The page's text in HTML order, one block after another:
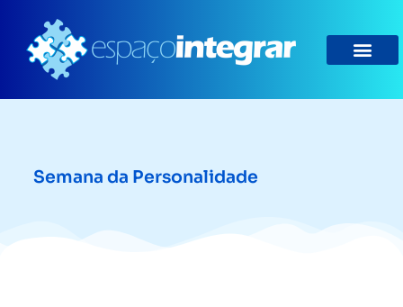
Semana da Personalidade